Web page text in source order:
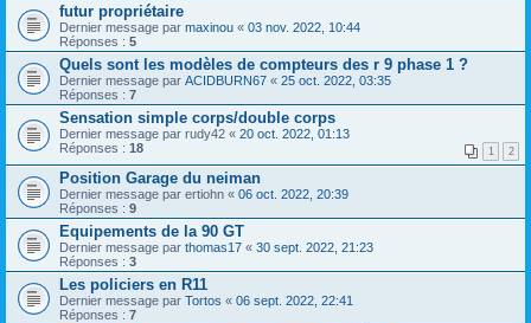
futur propriétaire
Dernier message par maxinou « 03 nov. 2022, 10:44
Réponses : 5
Quels sont les modèles de compteurs des r 9 phase 1 ?
Dernier message par ACIDBURN67 « 25 oct. 2022, 03:35
Réponses : 7
Sensation simple corps/double corps
Dernier message par rudy42 « 20 oct. 2022, 01:13
Réponses : 18 1 2
Position Garage du neiman
Dernier message par ertiohn « 06 oct. 2022, 20:39
Réponses : 9
Equipements de la 90 GT
Dernier message par thomas17 « 30 sept. 2022, 21:23
Réponses : 3
Les policiers en R11
Dernier message par Tortos « 06 sept. 2022, 22:41
Réponses : 7